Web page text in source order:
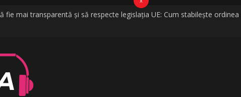
fie mai transparentă și să respecte legislația UE: Cum stabilește
fosta soție a lui Tzancă Uraganu, la scurt timp după ce acesta a